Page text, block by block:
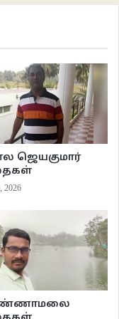
நிழல்
ஜெயகுமார்
2026